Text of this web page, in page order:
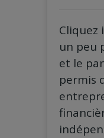
Cliquez
un peu
et le
permis